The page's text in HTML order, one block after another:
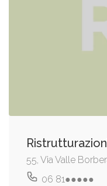
55, Via Valle
06 81●●●●●